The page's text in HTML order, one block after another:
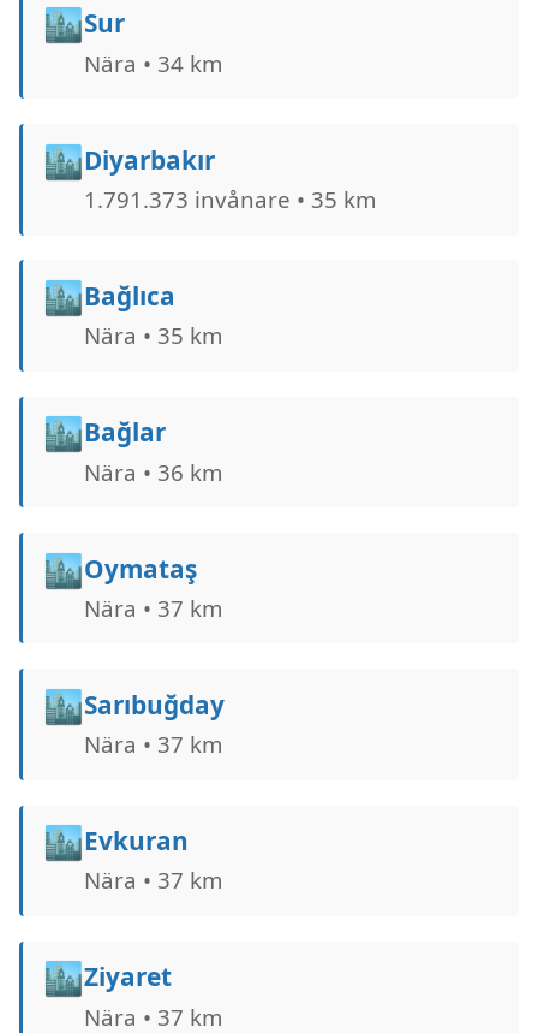
🏙️Sur
Nära • 34 km
🏙️Diyarbakır
1.791.373 invånare • 35 km
🏙️Bağlıca
Nära • 35 km
🏙️Bağlar
Nära • 36 km
🏙️Oymataş
Nära • 37 km
🏙️Sarıbuğday
Nära • 37 km
🏙️Evkuran
Nära • 37 km
🏙️Ziyaret
Nära • 37 km